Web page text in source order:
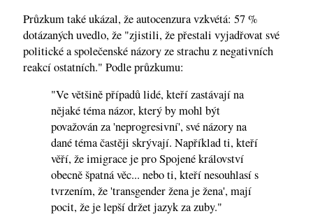
Průzkum také ukázal, že autocenzura vzkvétá: 57 %
dotázaných uvedlo, že "zjistili, že přestali vyjadřovat své
politické a společenské názory ze strachu z negativních
reakcí ostatních." Podle průzkumu:
"Ve většině případů lidé, kteří zastávají na
nějaké téma názor, který by mohl být
považován za 'neprogresivní', své názory na
dané téma častěji skrývají. Například ti, kteří
věří, že imigrace je pro Spojené království
obecně špatná věc... nebo ti, kteří nesouhlasí s
tvrzením, že 'transgender žena je žena', mají
pocit, že je lepší držet jazyk za zuby."